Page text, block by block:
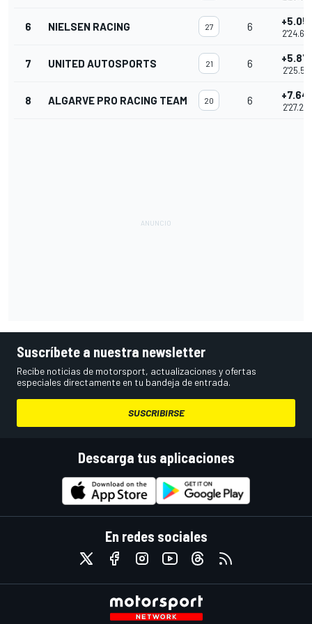
6 NIELSEN RACING 27 6
7 UNITED AUTOSPORTS 21 6
8 ALGARVE PRO RACING TEAM 20 6
Suscríbete a nuestra newsletter
Recibe noticias de motorsport, actualizaciones y ofertas
especiales directamente en tu bandeja de entrada.
SUSCRIBIRSE
Descarga tus aplicaciones
En redes sociales